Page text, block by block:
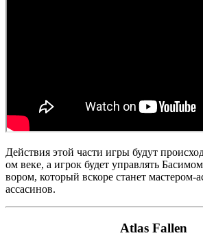
Действия этой части игры будут
ом веке, а игрок будет управлять
вором, который вскоре станет мастером-
ассасинов.
Atlas Fallen